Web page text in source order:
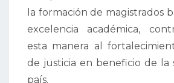
la formación de magistrados
excelencia académica,
esta manera al
de justicia en beneficio de la
país.